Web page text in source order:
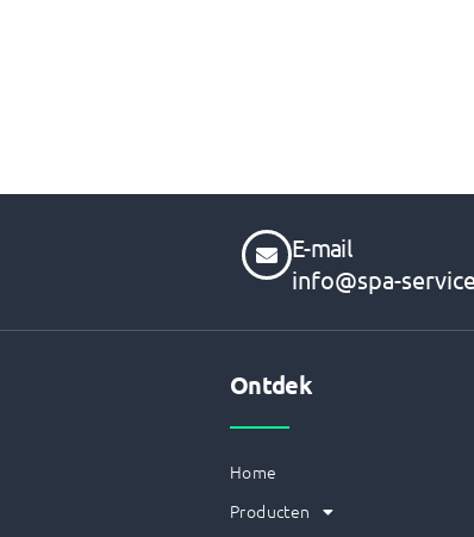
E-mail
info@spa-
Ontdek
Home
Producten